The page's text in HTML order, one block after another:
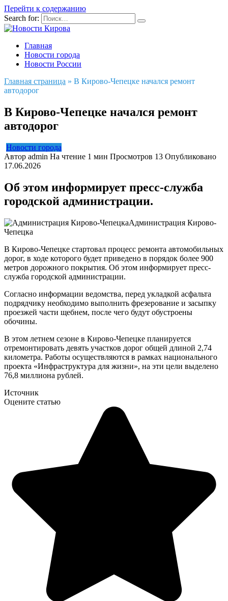
Перейти к содержанию
Search for:
Главная
Новости города
Новости России
Главная страница » В Кирово-Чепецке начался ремонт
автодорог
В Кирово-Чепецке начался ремонт
автодорог
Новости города
Автор admin На чтение 1 мин Просмотров 13 Опубликовано
17.06.2026
Об этом информирует пресс-служба
городской администрации.
Администрация Кирово-
Чепецка
В Кирово-Чепецке стартовал процесс ремонта автомобильных
дорог, в ходе которого будет приведено в порядок более 900
метров дорожного покрытия. Об этом информирует пресс-
служба городской администрации.
Согласно информации ведомства, перед укладкой асфальта
подрядчику необходимо выполнить фрезерование и засыпку
проезжей части щебнем, после чего будут обустроены
обочины.
В этом летнем сезоне в Кирово-Чепецке планируется
отремонтировать девять участков дорог общей длиной 2,74
километра. Работы осуществляются в рамках национального
проекта «Инфраструктура для жизни», на эти цели выделено
76,8 миллиона рублей.
Источник
Оцените статью